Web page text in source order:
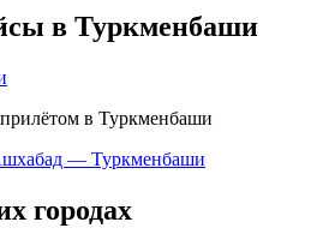
в Туркменбаши
в Туркменбаши
— Туркменбаши
городах